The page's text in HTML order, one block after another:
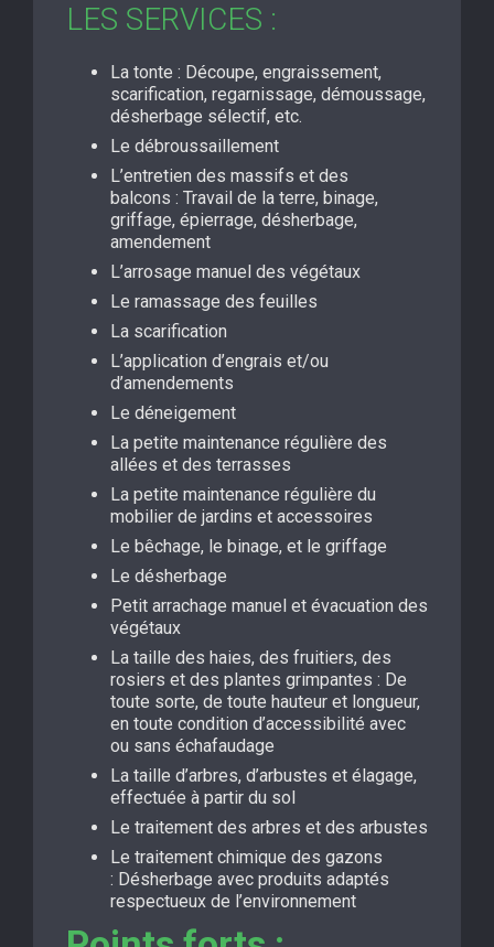
LES SERVICES :
La tonte : Découpe, engraissement,
scarification, regarnissage, démoussage,
désherbage sélectif, etc.
Le débroussaillement
L’entretien des massifs et des
balcons : Travail de la terre, binage,
griffage, épierrage, désherbage,
amendement
L’arrosage manuel des végétaux
Le ramassage des feuilles
La scarification
L’application d’engrais et/ou
d’amendements
Le déneigement
La petite maintenance régulière des
allées et des terrasses
La petite maintenance régulière du
mobilier de jardins et accessoires
Le bêchage, le binage, et le griffage
Le désherbage
Petit arrachage manuel et évacuation des
végétaux
La taille des haies, des fruitiers, des
rosiers et des plantes grimpantes : De
toute sorte, de toute hauteur et longueur,
en toute condition d’accessibilité avec
ou sans échafaudage
La taille d’arbres, d’arbustes et élagage,
effectuée à partir du sol
Le traitement des arbres et des arbustes
Le traitement chimique des gazons
: Désherbage avec produits adaptés
respectueux de l’environnement